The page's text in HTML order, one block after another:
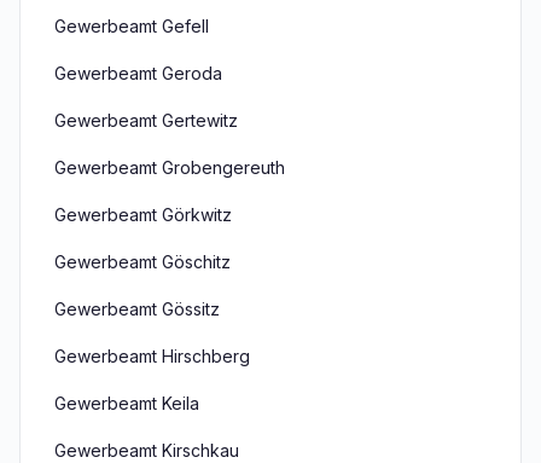
Gewerbeamt Gefell
Gewerbeamt Geroda
Gewerbeamt Gertewitz
Gewerbeamt Grobengereuth
Gewerbeamt Görkwitz
Gewerbeamt Göschitz
Gewerbeamt Gössitz
Gewerbeamt Hirschberg
Gewerbeamt Keila
Gewerbeamt Kirschkau